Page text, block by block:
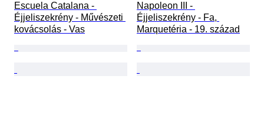
Escuela Catalana -
Éjjeliszekrény - Művészeti
kovácsolás - Vas
Napoleon III -
Éjjeliszekrény - Fa,
Marquetéria - 19. század